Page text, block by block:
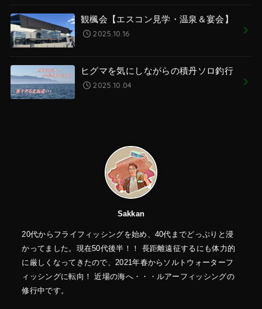
観楓会【エスコン見学・温泉＆宴会】
2025.10.16
ヒグマを気にしながらの積丹ソロ釣行
2025.10.04
Sakkan
20代からフライフィッシングを始め、40代までどっぷりと浸
かってました。現在50代後半！！ 長距離遠征するにも体力的
に厳しくなってきたので、2021年春からソルトウォーターフ
ィッシングに転向！ 近場の海へ・・・ルアーフィッシングの
修行中です。